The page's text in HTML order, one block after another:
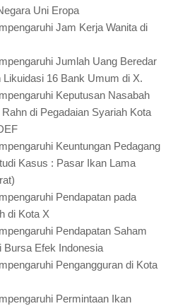
Uni Eropa
Jam Kerja Wanita di
Jumlah Uang Beredar
16 Bank Umum di X.
Keputusan Nasabah
di Pegadaian Syariah Kota
Keuntungan Pedagang
Kasus : Pasar Ikan Lama
Pendapatan pada
di Kota X
Pendapatan Saham
Bursa Efek Indonesia
Pengangguran di Kota
Permintaan Ikan